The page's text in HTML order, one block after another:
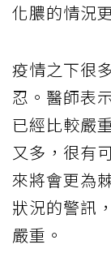
化膿的情況
疫情之下很
忍。醫師表
已經比較嚴
又多，很有
來將會更為
狀況的警訊
嚴重。